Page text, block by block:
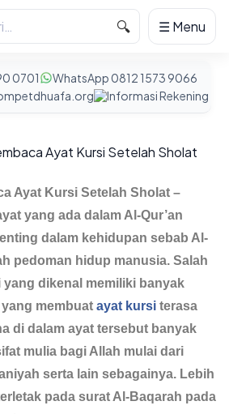
0701
WhatsApp 0812 1573 9066
Informasi Rekening
🔍 ☰ Menu
Ayat Kursi Setelah Sholat –
yang ada dalam Al-Qur’an
dalam kehidupan sebab Al-
pedoman hidup manusia. Salah
dikenal memiliki banyak
membuat ayat kursi terasa
di dalam ayat tersebut banyak
mulia bagi Allah mulai dari
serta lain sebagainya. Lebih
pada surat Al-Baqarah pada